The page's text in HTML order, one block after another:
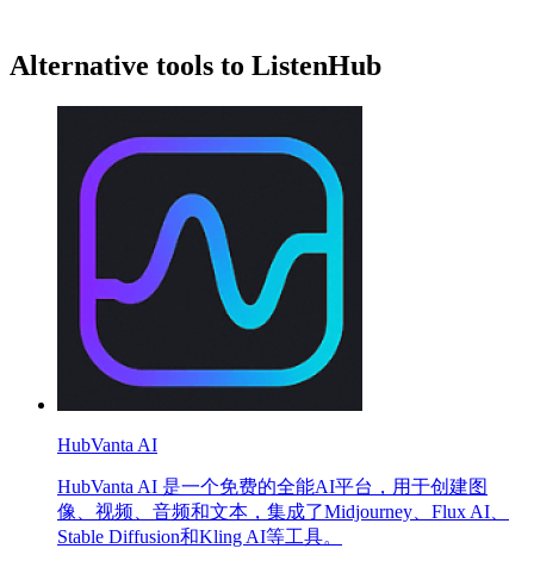
Alternative tools to ListenHub
HubVanta AI
HubVanta AI 是一个免费的全能AI平台，用于创建图
像、视频、音频和文本，集成了Midjourney、Flux AI、
Stable Diffusion和Kling AI等工具。